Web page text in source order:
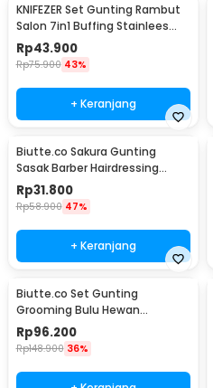
KNIFEZER Set Gunting Rambut
Salon 7in1 Buffing Stainlees
Steel 4Cr13 - BHT002
Rp43.900
Rp75.900 43%
+ Keranjang
Biutte.co Sakura Gunting
Sasak Barber Hairdressing
Scissors 6 Inch - JFY-60
Rp31.800
Rp58.900 47%
+ Keranjang
Biutte.co Set Gunting
Grooming Bulu Hewan
Peliharaan 4in1 - 62HRC
Rp96.200
Rp148.900 36%